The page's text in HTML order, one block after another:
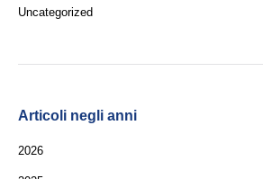
Uncategorized
Articoli negli anni
2026